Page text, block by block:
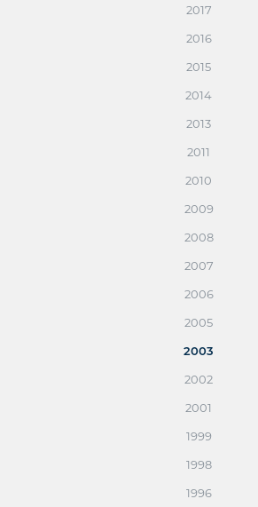
2017
2016
2015
2014
2013
2011
2010
2009
2008
2007
2006
2005
2003
2002
2001
1999
1998
1996